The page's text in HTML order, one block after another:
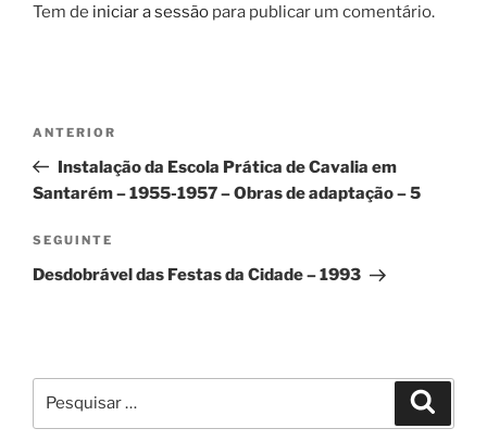
Tem de iniciar a sessão para publicar um comentário.
Navegação
artigos
Conteúdo
anterior
ANTERIOR
Instalação da Escola Prática de Cavalia em
Santarém – 1955-1957 – Obras de adaptação – 5
Conteúdo
seguinte
SEGUINTE
Desdobrável das Festas da Cidade – 1993
por: